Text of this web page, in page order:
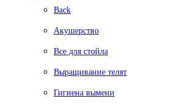
Back
Акушерство
Все для стойла
Выращивание телят
Гигиена вымени